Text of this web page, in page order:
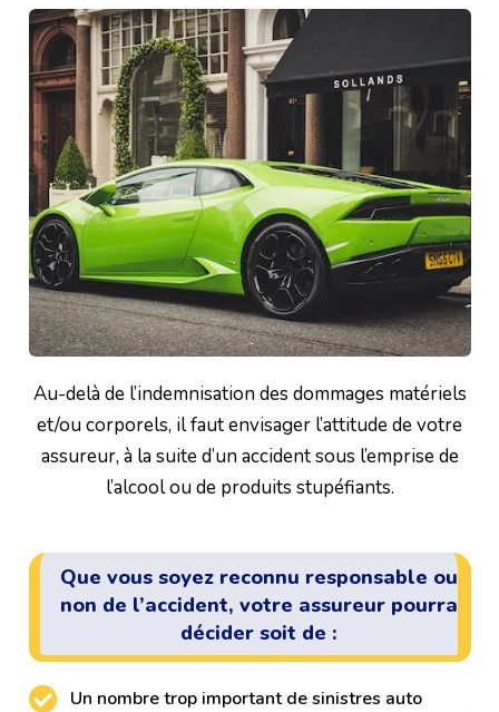
Au-delà de l’indemnisation des dommages matériels
et/ou corporels, il faut envisager l’attitude de votre
assureur, à la suite d’un accident sous l’emprise de
l’alcool ou de produits stupéfiants.
Que vous soyez reconnu responsable ou
non de l’accident, votre assureur pourra
décider soit de :
Un nombre trop important de sinistres auto